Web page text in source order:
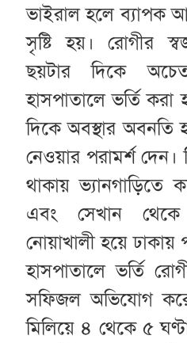
ভাইরাল হলে ব্যাপক
সৃষ্টি হয়। রোগীর
ছয়টার দিকে
হাসপাতালে ভর্তি
দিকে অবস্থার অবনতি
নেওয়ার পরামর্শ দেন।
থাকায় ভ্যানগাড়িতে
এবং সেখান থেকে
নোয়াখালী হয়ে ঢাকায়
হাসপাতালে ভর্তি
সফিজল অভিযোগ
মিলিয়ে ৪ থেকে ৫